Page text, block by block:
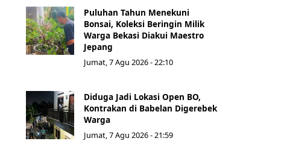
Puluhan Tahun Menekuni
Bonsai, Koleksi Beringin Milik
Warga Bekasi Diakui Maestro
Jepang
Jumat, 7 Agu 2026 - 22:10
Diduga Jadi Lokasi Open BO,
Kontrakan di Babelan Digerebek
Warga
Jumat, 7 Agu 2026 - 21:59